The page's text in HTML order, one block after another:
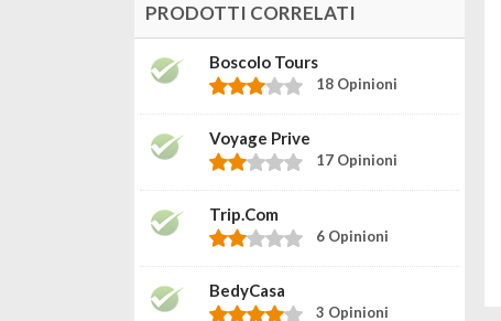
PRODOTTI CORRELATI
Boscolo Tours
18 Opinioni
Voyage Prive
17 Opinioni
Trip.com
6 Opinioni
BedyCasa
3 Opinioni